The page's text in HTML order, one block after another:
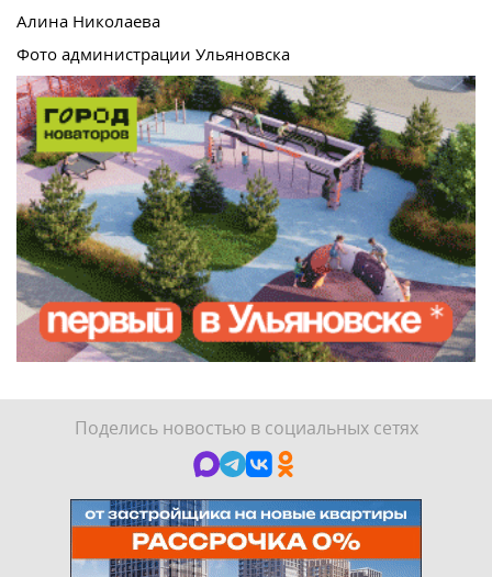
Алина Николаева
Фото администрации Ульяновска
Поделись новостью в социальных сетях